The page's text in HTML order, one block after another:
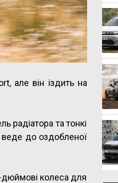
але він їздить на
радіатора та тонкі
веде до оздобленої
дюймові колеса для